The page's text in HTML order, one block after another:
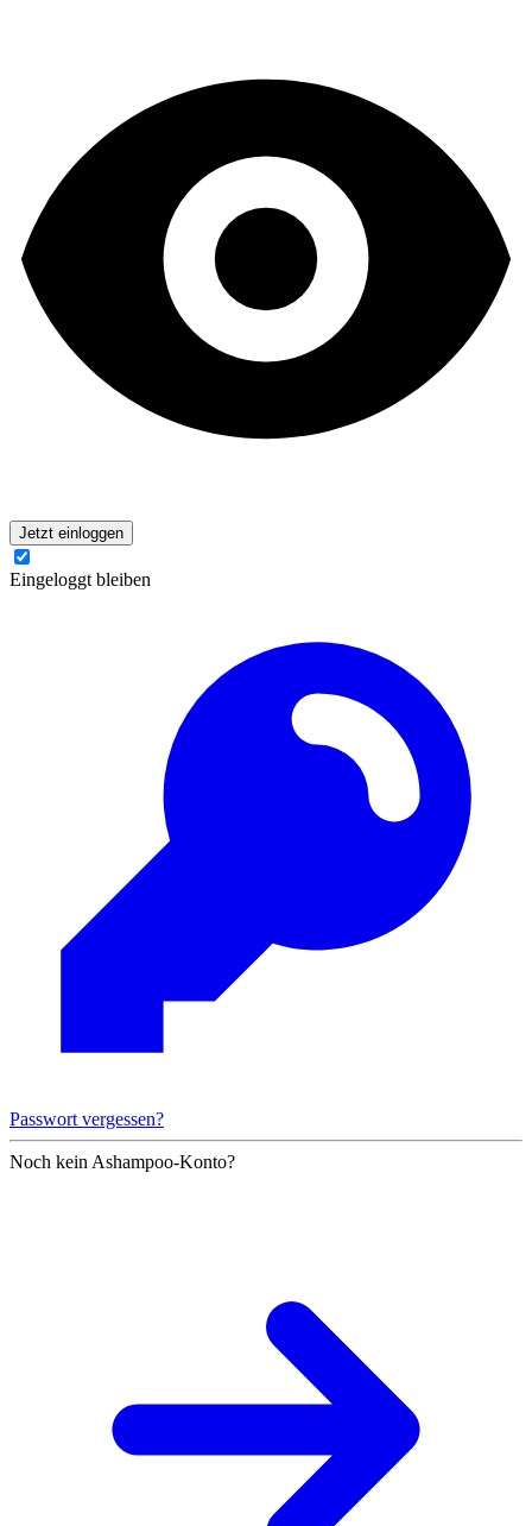
Jetzt einloggen
Eingeloggt bleiben
Passwort vergessen?
Noch kein Ashampoo-Konto?